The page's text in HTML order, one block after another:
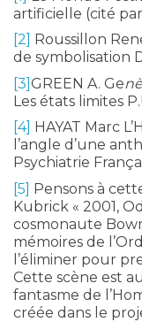
artificielle (cité
[2]
Roussillon
de symbolisation
[3]GREEN A. Ge
Les états limites
[4] HAYAT Marc
l’angle d’une
Psychiatrie
[5] Pensons à
Kubrick « 2001,
cosmonaute
mémoires de
l’éliminer pour
Cette scène est
fantasme de
créée dans le